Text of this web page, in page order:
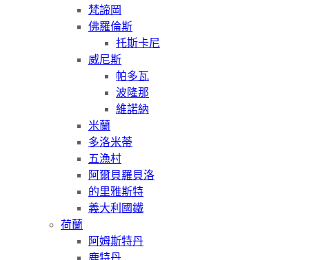
梵諦岡
佛羅倫斯
托斯卡尼
威尼斯
帕多瓦
波隆那
維諾納
米蘭
多洛米蒂
五漁村
阿爾貝羅貝洛
的里雅斯特
義大利國鐵
荷蘭
阿姆斯特丹
鹿特丹